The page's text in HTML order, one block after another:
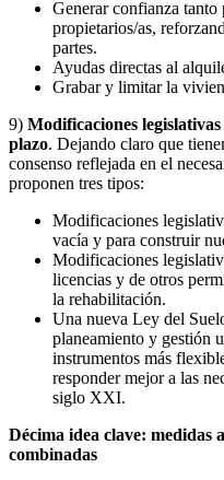
Generar confianza tanto
propietarios/as,
partes.
Ayudas directas al
Grabar y limitar la
9) Modificaciones
plazo. Dejando claro que
consenso reflejada en el
proponen tres tipos:
Modificaciones
vacía y para construir
Modificaciones
licencias y de otros
la rehabilitación.
Una nueva Ley del
planeamiento y gestión
instrumentos más
responder mejor a las
siglo XXI.
Décima idea clave: medidas
combinadas